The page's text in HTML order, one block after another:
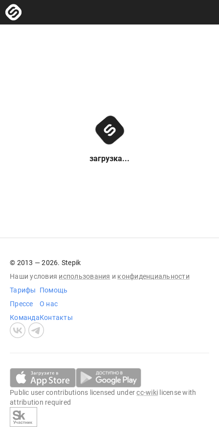
загрузка...
© 2013 — 2026. Stepik
Наши условия использования и конфиденциальности
Тарифы
Прессе
Команда
Помощь
О нас
Контакты
Public user contributions licensed undercc-wiki license with
attribution required